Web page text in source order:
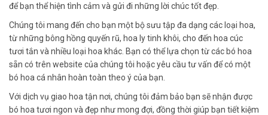
để bạn thể hiện tình cảm và gửi đi những lời chúc tốt đẹp.
Chúng tôi mang đến cho bạn một bộ sưu tập đa dạng các loại hoa,
từ những bông hồng quyến rũ, hoa ly tinh khôi, cho đến hoa cúc
tươi tắn và nhiều loại hoa khác. Bạn có thể lựa chọn từ các bó hoa
sẵn có trên website của chúng tôi hoặc yêu cầu tư vấn để có một
bó hoa cá nhân hoàn toàn theo ý của bạn.
Với dịch vụ giao hoa tận nơi, chúng tôi đảm bảo bạn sẽ nhận được
bó hoa tươi ngon và đẹp như mong đợi, đồng thời giúp bạn tiết kiệm